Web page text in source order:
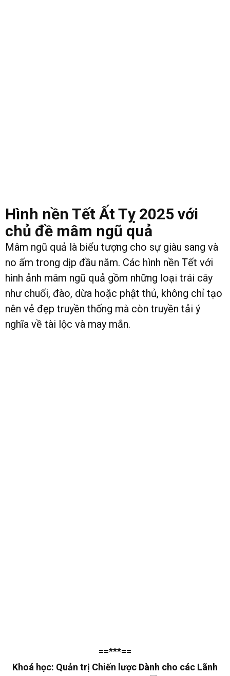
Hình nền Tết Ất Tỵ 2025 với
chủ đề mâm ngũ quả
Mâm ngũ quả là biểu tượng cho sự giàu sang và
no ấm trong dịp đầu năm. Các hình nền Tết với
hình ảnh mâm ngũ quả gồm những loại trái cây
như chuối, đào, dừa hoặc phật thủ, không chỉ tạo
nên vẻ đẹp truyền thống mà còn truyền tải ý
nghĩa về tài lộc và may mắn.
==***==
Khoá học: Quản trị Chiến lược Dành cho các Lãnh